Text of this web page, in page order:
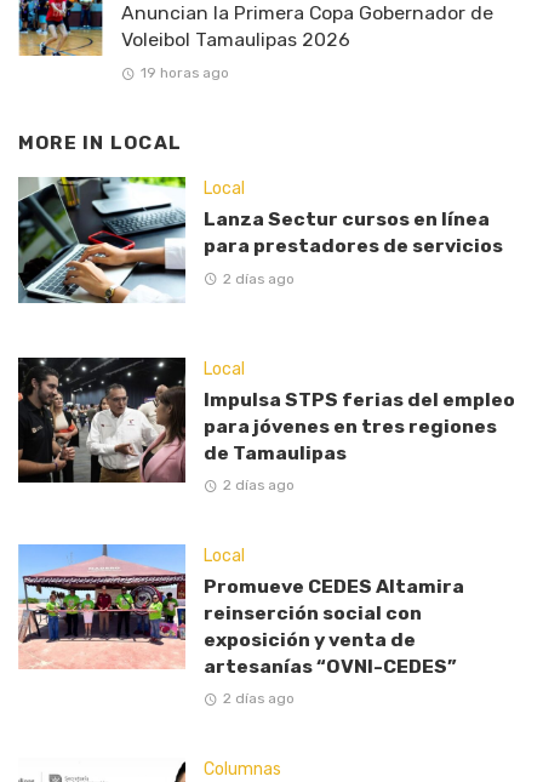
Anuncian la Primera Copa Gobernador de
Voleibol Tamaulipas 2026
19 horas ago
MORE IN LOCAL
Local
Lanza Sectur cursos en línea
para prestadores de servicios
2 días ago
Local
Impulsa STPS ferias del empleo
para jóvenes en tres regiones
de Tamaulipas
2 días ago
Local
Promueve CEDES Altamira
reinserción social con
exposición y venta de
artesanías “OVNI-CEDES”
2 días ago
Columnas